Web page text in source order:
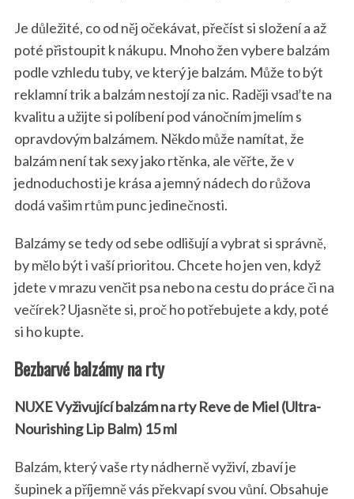
Je důležité, co od něj očekávat, přečíst si složení a až
poté přistoupit k nákupu. Mnoho žen vybere balzám
podle vzhledu tuby, ve který je balzám. Může to být
reklamní trik a balzám nestojí za nic. Raději vsaďte na
kvalitu a užijte si políbení pod vánočním jmelím s
opravdovým balzámem. Někdo může namítat, že
balzám není tak sexy jako rtěnka, ale věřte, že v
jednoduchosti je krása a jemný nádech do růžova
dodá vašim rtům punc jedinečnosti.
Balzámy se tedy od sebe odlišují a vybrat si správně,
by mělo být i vaší prioritou. Chcete ho jen ven, když
jdete v mrazu venčit psa nebo na cestu do práce či na
večírek? Ujasněte si, proč ho potřebujete a kdy, poté
si ho kupte.
Bezbarvé balzámy na rty
NUXE Vyživující balzám na rty Reve de Miel (Ultra-
Nourishing Lip Balm) 15 ml
Balzám, který vaše rty nádherně vyživí, zbaví je
šupinek a příjemně vás překvapí svou vůní. Obsahuje